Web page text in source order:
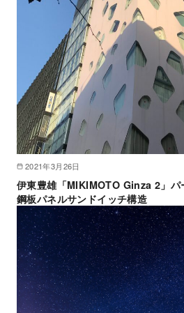
2021年3月26日
伊東豊雄「MIKIMOTO Ginza 2」パ
鋼板パネルサンドイッチ構造